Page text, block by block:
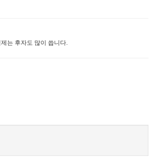
는 후자도 많이 씁니다.